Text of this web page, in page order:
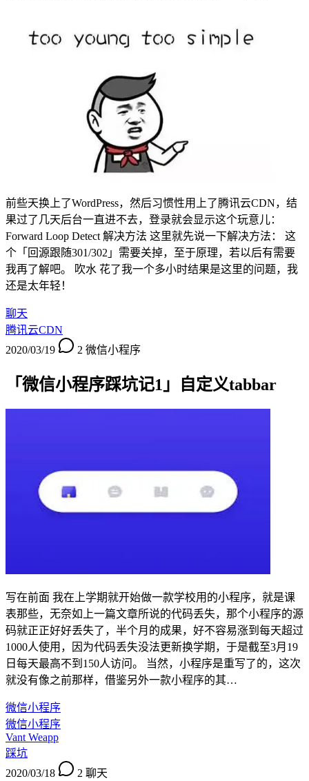
前些天换上了WordPress，然后习惯性用上了腾讯云CDN，结
果过了几天后台一直进不去，登录就会显示这个玩意儿：
Forward Loop Detect 解决方法 这里就先说一下解决方法： 这
个「回源跟随301/302」需要关掉，至于原理，若以后有需要
我再了解吧。 吹水 花了我一个多小时结果是这里的问题，我
还是太年轻！
聊天
腾讯云CDN
2020/03/19
2 微信小程序
「微信小程序踩坑记1」自定义tabbar
写在前面 我在上学期就开始做一款学校用的小程序，就是课
表那些，无奈如上一篇文章所说的代码丢失，那个小程序的源
码就正正好好丢失了，半个月的成果，好不容易涨到每天超过
1000人使用，因为代码丢失没法更新换学期，于是截至3月19
日每天最高不到150人访问。 当然，小程序是重写了的，这次
就没有像之前那样，借鉴另外一款小程序的其…
微信小程序
微信小程序
Vant Weapp
踩坑
2020/03/18
2 聊天